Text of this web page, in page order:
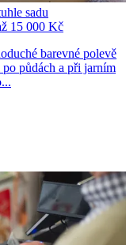
sadu
15 000 Kč
barevné polevě
půdách a při jarním